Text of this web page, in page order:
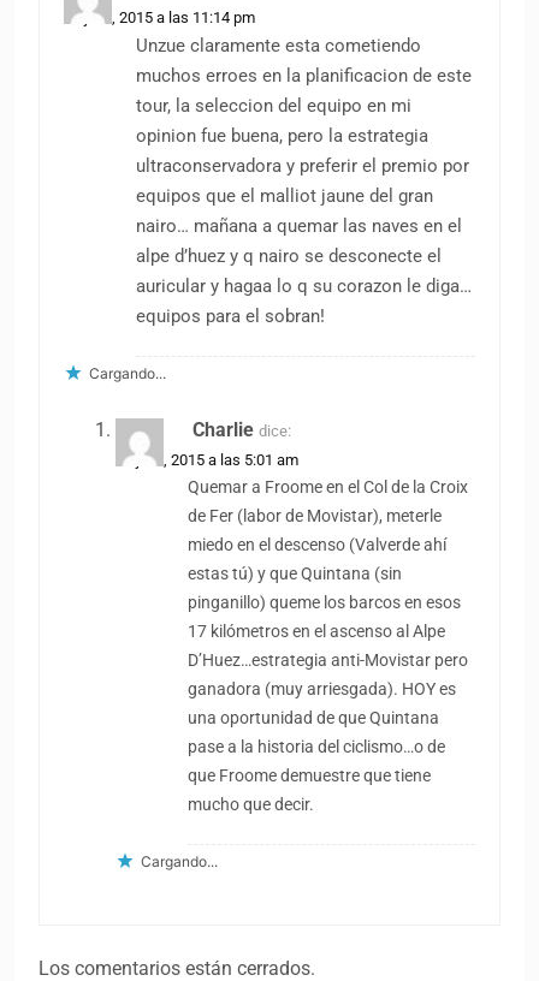
24 julio, 2015 a las 11:14 pm
Unzue claramente esta cometiendo
muchos erroes en la planificacion de este
tour, la seleccion del equipo en mi
opinion fue buena, pero la estrategia
ultraconservadora y preferir el premio por
equipos que el malliot jaune del gran
nairo… mañana a quemar las naves en el
alpe d’huez y q nairo se desconecte el
auricular y hagaa lo q su corazon le diga…
equipos para el sobran!
Cargando...
Charlie dice:
25 julio, 2015 a las 5:01 am
Quemar a Froome en el Col de la Croix
de Fer (labor de Movistar), meterle
miedo en el descenso (Valverde ahí
estas tú) y que Quintana (sin
pinganillo) queme los barcos en esos
17 kilómetros en el ascenso al Alpe
D’Huez…estrategia anti-Movistar pero
ganadora (muy arriesgada). HOY es
una oportunidad de que Quintana
pase a la historia del ciclismo…o de
que Froome demuestre que tiene
mucho que decir.
Cargando...
Los comentarios están cerrados.